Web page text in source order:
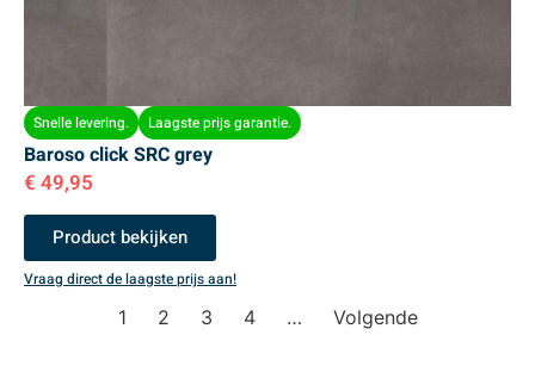
Snelle levering. Laagste prijs garantie.
Baroso click SRC grey
€ 49,95
Product bekijken
Vraag direct de laagste prijs aan!
1 2 3 4 … Volgende